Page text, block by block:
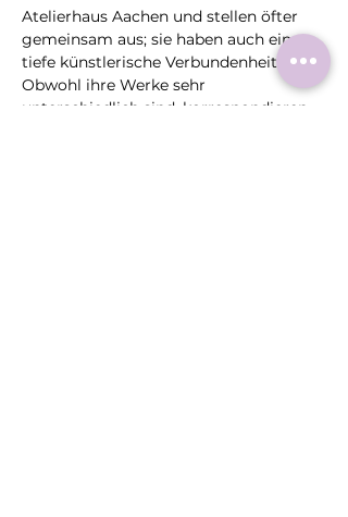
Atelierhaus Aachen und stellen öfter
gemeinsam aus; sie haben auch eine
tiefe künstlerische Verbundenheit.
Obwohl ihre Werke sehr
unterschiedlich sind, korrespondieren